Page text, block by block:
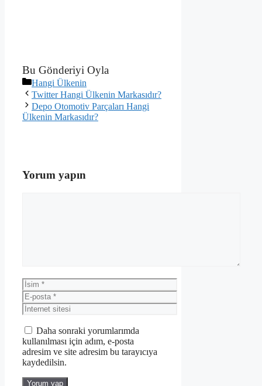
Bu Gönderiyi Oyla
Kategoriler
Hangi Ülkenin
Twitter Hangi Ülkenin Markasıdır?
Depo Otomotiv Parçaları Hangi
Ülkenin Markasıdır?
Yorum yapın
İsim
E-
posta
İnternet
sitesi
Daha sonraki yorumlarımda
kullanılması için adım, e-posta
adresim ve site adresim bu tarayıcıya
kaydedilsin.